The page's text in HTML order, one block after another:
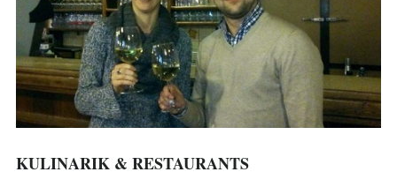
KULINARIK & RESTAURANTS